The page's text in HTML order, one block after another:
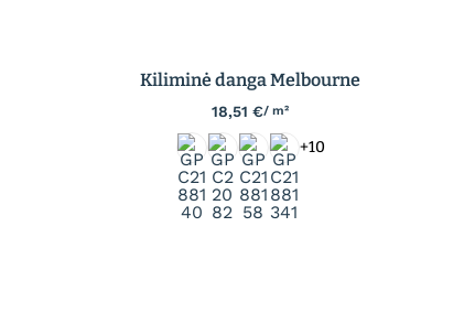
Kiliminė danga Melbourne
18,51 €/ m²
+10